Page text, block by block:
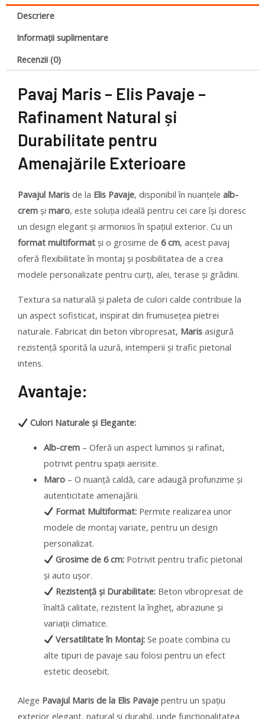
Descriere
Informații suplimentare
Recenzii (0)
Pavaj Maris – Elis Pavaje –
Rafinament Natural și
Durabilitate pentru
Amenajările Exterioare
Pavajul Maris de la Elis Pavaje, disponibil în nuanțele alb-
crem și maro, este soluția ideală pentru cei care își doresc
un design elegant și armonios în spațiul exterior. Cu un
format multiformat și o grosime de 6 cm, acest pavaj
oferă flexibilitate în montaj și posibilitatea de a crea
modele personalizate pentru curți, alei, terase și grădini.
Textura sa naturală și paleta de culori calde contribuie la
un aspect sofisticat, inspirat din frumusețea pietrei
naturale. Fabricat din beton vibropresat, Maris asigură
rezistență sporită la uzură, intemperii și trafic pietonal
intens.
Avantaje:
Culori Naturale și Elegante:
Alb-crem– Oferă un aspect luminos și rafinat,
potrivit pentru spații aerisite.
Maro– O nuanță caldă, care adaugă profunzime și
autenticitate amenajării.
Format Multiformat: Permite realizarea unor
modele de montaj variate, pentru un design
personalizat.
Grosime de 6 cm: Potrivit pentru trafic pietonal
și auto ușor.
Rezistență și Durabilitate: Beton vibropresat de
înaltă calitate, rezistent la îngheț, abraziune și
variații climatice.
Versatilitate în Montaj: Se poate combina cu
alte tipuri de pavaje sau folosi pentru un efect
estetic deosebit.
Alege Pavajul Maris de la Elis Pavaje pentru un spațiu
exterior elegant, natural și durabil, unde funcționalitatea